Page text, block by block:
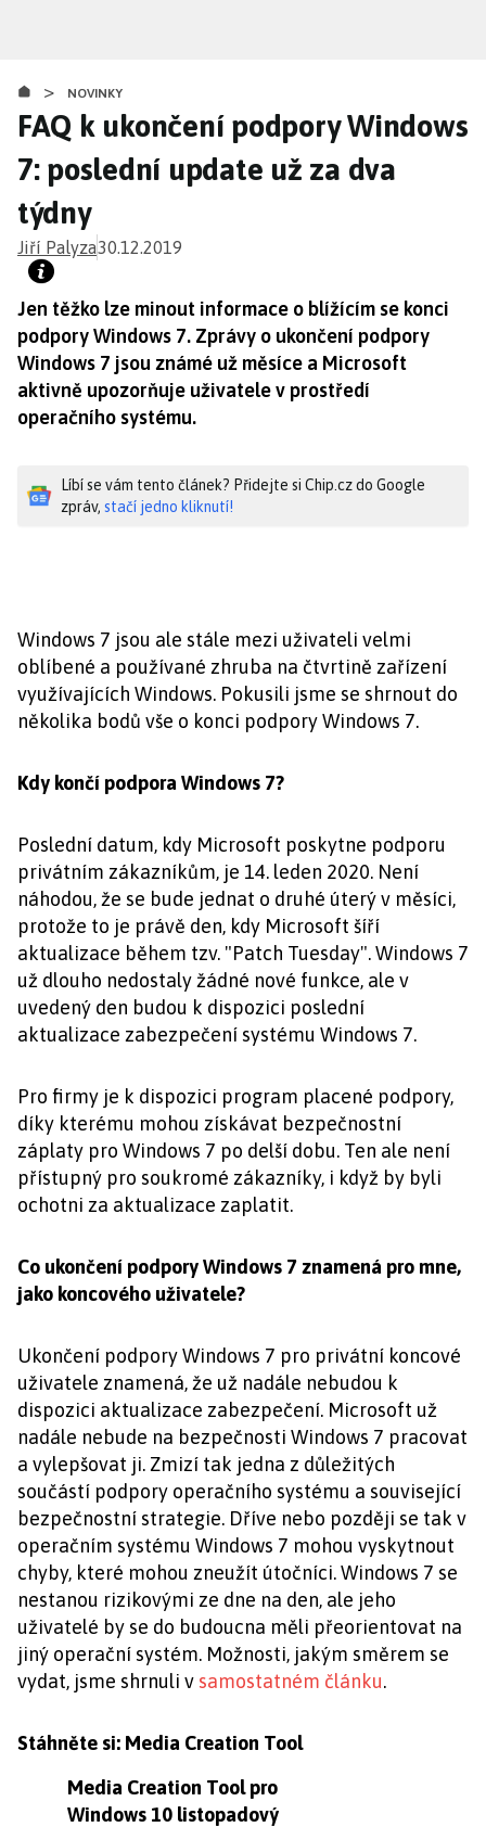
obsahu
> NOVINKY
FAQ k ukončení podpory Windows
7: poslední update už za dva
týdny
Jiří Palyza30.12.2019
Jen těžko lze minout informace o blížícím se konci
podpory Windows 7. Zprávy o ukončení podpory
Windows 7 jsou známé už měsíce a Microsoft
aktivně upozorňuje uživatele v prostředí
operačního systému.
Líbí se vám tento článek? Přidejte si Chip.cz do Google
zpráv, stačí jedno kliknutí!
Windows 7 jsou ale stále mezi uživateli velmi
oblíbené a používané zhruba na čtvrtině zařízení
využívajících Windows. Pokusili jsme se shrnout do
několika bodů vše o konci podpory Windows 7.
Kdy končí podpora Windows 7?
Poslední datum, kdy Microsoft poskytne podporu
privátním zákazníkům, je 14. leden 2020. Není
náhodou, že se bude jednat o druhé úterý v měsíci,
protože to je právě den, kdy Microsoft šíří
aktualizace během tzv. "Patch Tuesday". Windows 7
už dlouho nedostaly žádné nové funkce, ale v
uvedený den budou k dispozici poslední
aktualizace zabezpečení systému Windows 7.
Pro firmy je k dispozici program placené podpory,
díky kterému mohou získávat bezpečnostní
záplaty pro Windows 7 po delší dobu. Ten ale není
přístupný pro soukromé zákazníky, i když by byli
ochotni za aktualizace zaplatit.
Co ukončení podpory Windows 7 znamená pro mne,
jako koncového uživatele?
Ukončení podpory Windows 7 pro privátní koncové
uživatele znamená, že už nadále nebudou k
dispozici aktualizace zabezpečení. Microsoft už
nadále nebude na bezpečnosti Windows 7 pracovat
a vylepšovat ji. Zmizí tak jedna z důležitých
součástí podpory operačního systému a související
bezpečnostní strategie. Dříve nebo později se tak v
operačním systému Windows 7 mohou vyskytnout
chyby, které mohou zneužít útočníci. Windows 7 se
nestanou rizikovými ze dne na den, ale jeho
uživatelé by se do budoucna měli přeorientovat na
jiný operační systém. Možnosti, jakým směrem se
vydat, jsme shrnuli v samostatném článku.
Stáhněte si: Media Creation Tool
Media Creation Tool pro
Windows 10 listopadový